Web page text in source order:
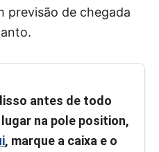
previsão de chegada
antes de todo
na pole position,
, marque a caixa e o